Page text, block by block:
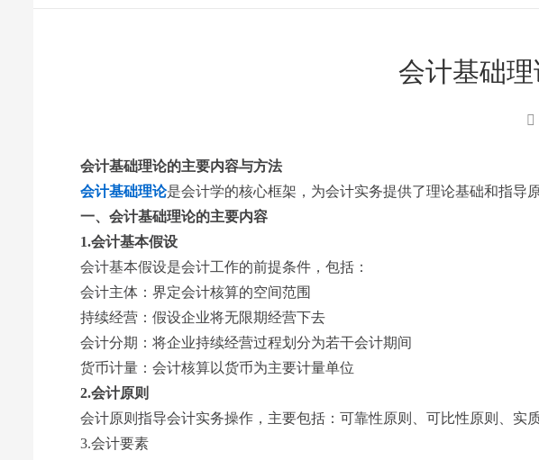
会计基础
会计基础理论的主要内容与方法
会计基础理论是会计学的核心框架，为会计实务提供了理论基础和指导
一、会计基础理论的主要内容
1.会计基本假设
会计基本假设是会计工作的前提条件，包括：
会计主体‌：界定会计核算的空间范围
持续经营‌：假设企业将无限期经营下去
会计分期‌：将企业持续经营过程划分为若干会计期间
货币计量‌：会计核算以货币为主要计量单位
2.会计原则
会计原则指导会计实务操作，主要包括：可靠性原则、可比性原则、实
3.会计要素